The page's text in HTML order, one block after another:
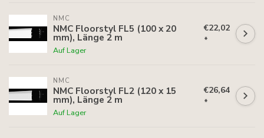
NMC
NMC Floorstyl FL5 (100 x 20
mm), Länge 2 m
Auf Lager
€22,02
*
NMC
NMC Floorstyl FL2 (120 x 15
mm), Länge 2 m
Auf Lager
€26,64
*